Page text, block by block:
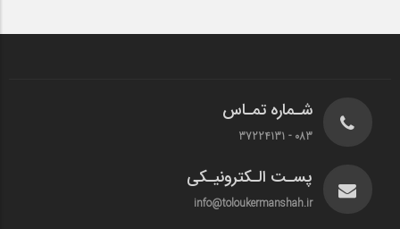
شـماره تمـاس
083 - 37224131
پسـت الـکترونیـکی
info@toloukermanshah.ir